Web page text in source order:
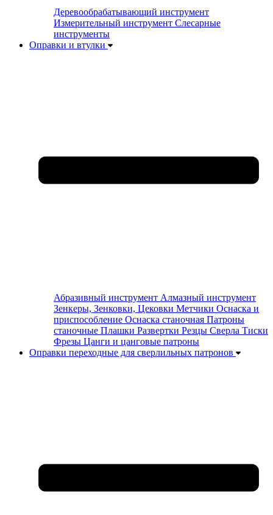
Деревообрабатывающий инструмент
Измерительный инструмент Слесарные
инструменты
Оправки и втулки
Абразивный инструмент Алмазный инструмент
Зенкеры, Зенковки, Цековки Метчики Оснаска и
приспособление Оснаска станочная Патроны
станочные Плашки Развертки Резцы Сверла Тиски
Фрезы Цанги и цанговые патроны
Оправки переходные для сверлильных патронов